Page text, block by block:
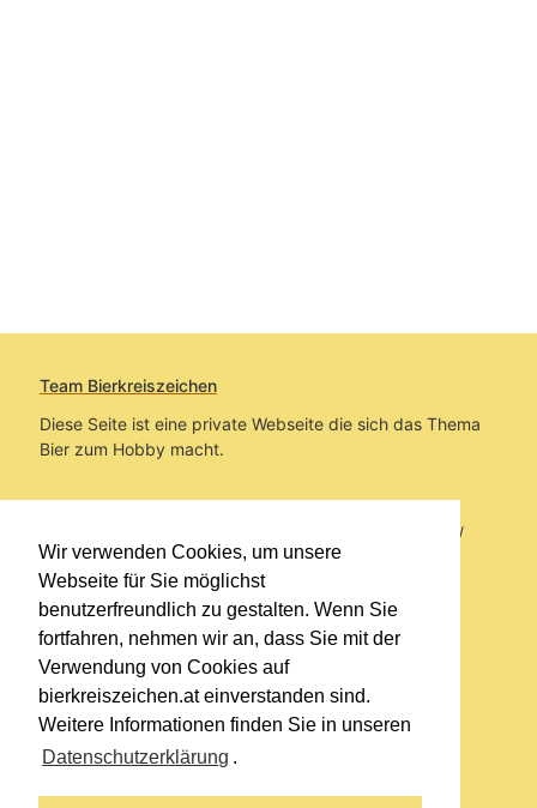
Wir verwenden Cookies, um unsere
Webseite für Sie möglichst
benutzerfreundlich zu gestalten. Wenn Sie
fortfahren, nehmen wir an, dass Sie mit der
Verwendung von Cookies auf
bierkreiszeichen.at einverstanden sind.
Weitere Informationen finden Sie in unseren
Datenschutzerklärung .
Team Bierkreiszeichen
Diese Seite ist eine private Webseite die sich das Thema
Bier zum Hobby macht.
Sie befinden sich auf https://www.bierkreiszeichen.at/
im Pfad:Bierkreiszeichen/Gesammelte Biere
Erstellt: 2026-08-10
Links
Impressum
Datenschutzerklärung